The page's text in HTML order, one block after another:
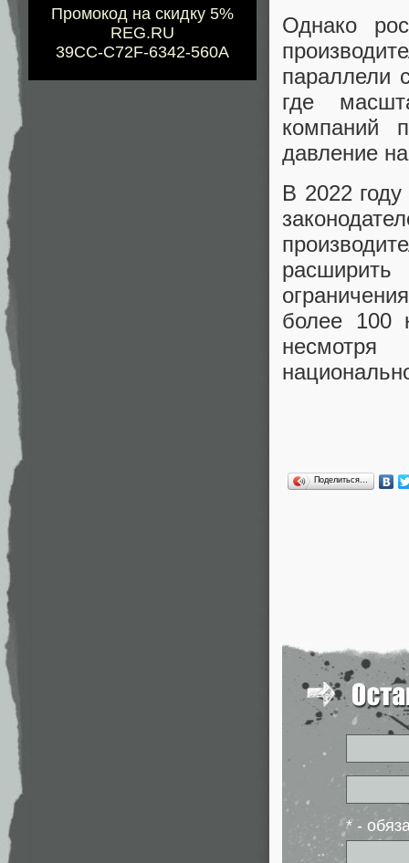
Промокод на скидку 5%
REG.RU
39CC-C72F-6342-560A
Однако
параллели
где
компаний
давление
В 2022
расширить
более 100
Поделиться…
* -